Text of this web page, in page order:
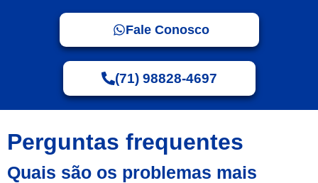
Fale Conosco
(71) 98828-4697
Perguntas frequentes
Quais são os problemas mais